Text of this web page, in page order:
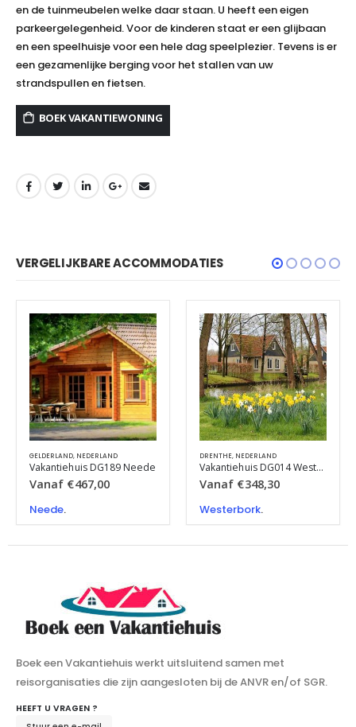
en de tuinmeubelen welke daar staan. U heeft een eigen
parkeergelegenheid. Voor de kinderen staat er een glijbaan
en een speelhuisje voor een hele dag speelplezier. Tevens is er
een gezamenlijke berging voor het stallen van uw
strandspullen en fietsen.
BOEK VAKANTIEWONING
VERGELIJKBARE ACCOMMODATIES
GELDERLAND, NEDERLAND
Vakantiehuis DG189 Neede
Vanaf €467,00
Neede.
DRENTHE, NEDERLAND
Vakantiehuis DG014 Westerbork
Vanaf €348,30
Westerbork.
Boek een Vakantiehuis werkt uitsluitend samen met
reisorganisaties die zijn aangesloten bij de ANVR en/of SGR.
HEEFT U VRAGEN ?